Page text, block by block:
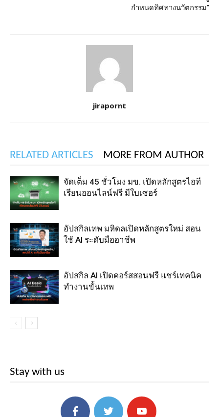
กำหนดทิศทางนวัตกรรม”
jirapornt
RELATED ARTICLES MORE FROM AUTHOR
จัดเต็ม 45 ชั่วโมง มข. เปิดหลักสูตรไอที
เรียนออนไลน์ฟรี มีใบเซอร์
อัปสกิลเทพ มหิดลเปิดหลักสูตรใหม่ สอน
ใช้ AI ระดับมืออาชีพ
อัปสกิล AI เปิดคอร์สสอนฟรี แชร์เทคนิค
ทำงานขั้นเทพ
Stay with us